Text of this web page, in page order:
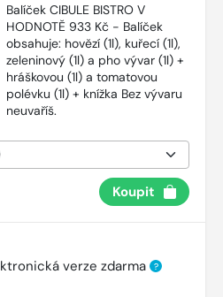
Balíček CIBULE BISTRO V
HODNOTĚ 933 Kč - Balíček
obsahuje: hovězí (1l), kuřecí (1l),
zeleninový (1l) a pho vývar (1l) +
hráškovou (1l) a tomatovou
polévku (1l) + knížka Bez vývaru
neuvaříš.
Koupit
verze zdarma ?